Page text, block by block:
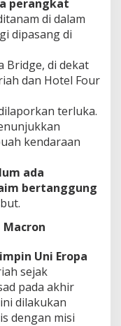
perangkat
di dalam
dipasang di
Bridge, di dekat
dan Hotel Four
terluka.
kendaraan
ada
bertanggung
Uni Eropa
sejak
pada akhir
dilakukan
dengan misi